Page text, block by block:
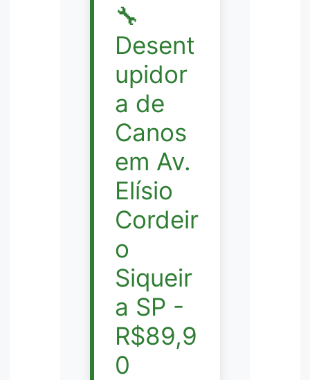
🔧
Desent
upidor
a de
Canos
em Av.
Elísio
Cordeir
o
Siqueir
a SP -
R$89,9
0